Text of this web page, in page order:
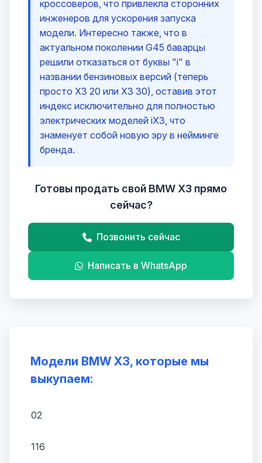
Модели BMW X3, которые мы
выкупаем:
02
116
кроссоверов, что привлекла сторонних
инженеров для ускорения запуска
модели. Интересно также, что в
актуальном поколении G45 баварцы
решили отказаться от буквы "i" в
названии бензиновых версий (теперь
просто X3 20 или X3 30), оставив этот
индекс исключительно для полностью
электрических моделей iX3, что
знаменует собой новую эру в нейминге
бренда.
Готовы продать свой BMW X3 прямо
сейчас?
Позвонить сейчас
Написать в WhatsApp